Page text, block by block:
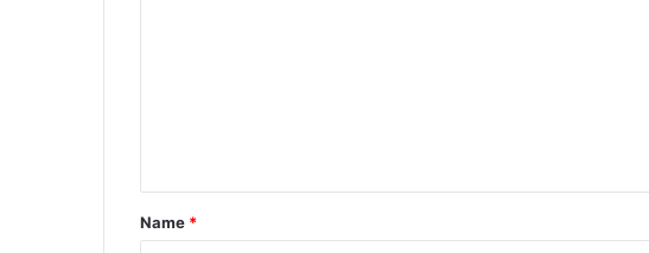
*
Name *